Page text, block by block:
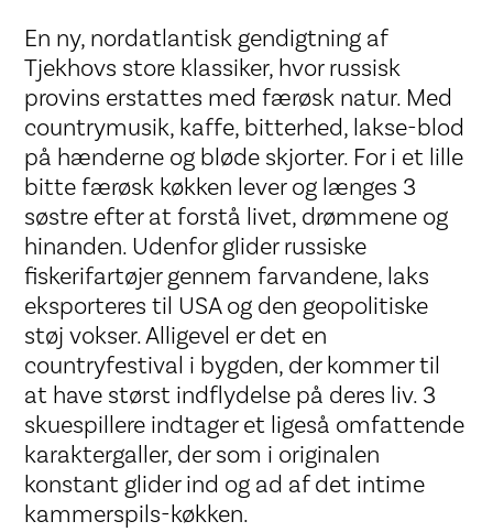
En ny, nordatlantisk gendigtning af
Tjekhovs store klassiker, hvor russisk
provins erstattes med færøsk natur. Med
countrymusik, kaffe, bitterhed, lakse-blod
på hænderne og bløde skjorter. For i et lille
bitte færøsk køkken lever og længes 3
søstre efter at forstå livet, drømmene og
hinanden. Udenfor glider russiske
fiskerifartøjer gennem farvandene, laks
eksporteres til USA og den geopolitiske
støj vokser. Alligevel er det en
countryfestival i bygden, der kommer til
at have størst indflydelse på deres liv. 3
skuespillere indtager et ligeså omfattende
karaktergaller, der som i originalen
konstant glider ind og ad af det intime
kammerspils-køkken.